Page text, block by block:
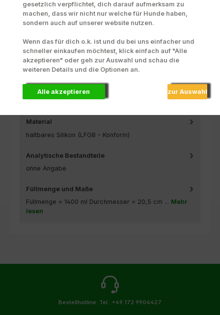
INFO zu Liefer- und Versandkosten
Beschreibung
Die Slow Feeder-Näpfe der Sili Bowl Collection von 51
Degrees Northgibt es in 3 Größen und 4 Farben (Khaki,
Petrol, Sand und…Mehr
Material
haltbares Silikon (LFGB – Konform)
Analytische Bestandteile
ohne Angabe
Füllmenge und Maße
Füllmenge = 1400 ml Durchmesser = 20,5 cm ... Mehr
lesen
Bestellhotline: Tel.: +49 172 9904427
gesetzlich verpflichtet, dich darauf aufmerksam zu
machen, dass wir nicht nur welche für Hunde haben,
sondern auch auf unserer website nutzen.
Wenn das für dich o.k. ist und du bei uns einfacher und
schneller einkaufen möchtest, klick einfach auf "Alle
akzeptieren" oder geh zur Auswahl und schau die
weiteren Details und die Optionen an.
Alle akzeptieren zur Auswahl